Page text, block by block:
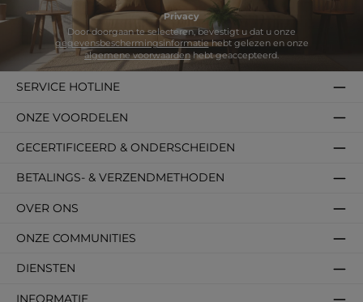
Privacy
gegevensbeschermingsinformatie
algemene voorwaardenhebt geaccepteerd.
SERVICE HOTLINE
DIENSTEN
INFORMATIE
BETALINGS- & VERZENDMETHODEN
OVER ONS
GECERTIFICEERD & ONDERSCHEIDEN
ONZE VOORDELEN
ONZE COMMUNITIES